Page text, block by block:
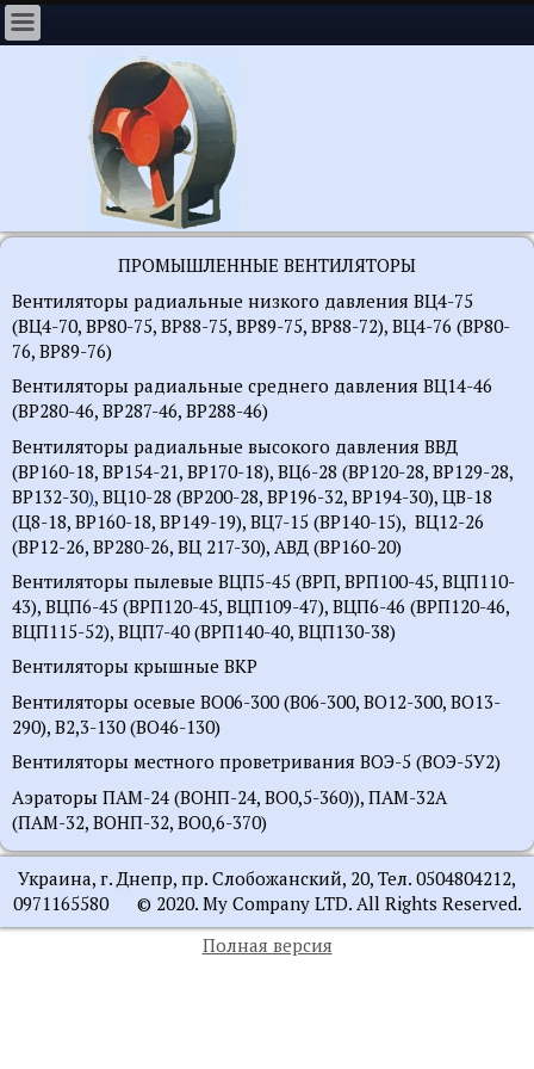
ПРОМЫШЛЕННЫЕ ВЕНТИЛЯТОРЫ
Вентиляторы радиальные низкого давления ВЦ4-75
(ВЦ4-70, ВР80-75, ВР88-75, ВР89-75, ВР88-72), ВЦ4-76 (ВР80-
76, ВР89-76)
Вентиляторы радиальные среднего давления ВЦ14-46
(ВР280-46, ВР287-46, ВР288-46)
Вентиляторы радиальные высокого давления ВВД
(ВР160-18, ВР154-21, ВР170-18), ВЦ6-28 (ВР120-28, ВР129-28,
ВР132-30), ВЦ10-28 (ВР200-28, ВР196-32, ВР194-30), ЦВ-18
(Ц8-18, ВР160-18, ВР149-19), ВЦ7-15 (ВР140-15), ВЦ12-26
(ВР12-26, ВР280-26, ВЦ 217-30), АВД (ВР160-20)
Вентиляторы пылевые ВЦП5-45 (ВРП, ВРП100-45, ВЦП110-
43), ВЦП6-45 (ВРП120-45, ВЦП109-47), ВЦП6-46 (ВРП120-46,
ВЦП115-52), ВЦП7-40 (ВРП140-40, ВЦП130-38)
Вентиляторы крышные ВКР
Вентиляторы осевые ВО06-300 (В06-300, ВО12-300, ВО13-
290), В2,3-130 (ВО46-130)
Вентиляторы местного проветривания ВОЭ-5 (ВОЭ-5У2)
Аэраторы ПАМ-24 (ВОНП-24, ВО0,5-360)), ПАМ-32А
(ПАМ-32, ВОНП-32, ВО0,6-370)
Украина, г. Днепр, пр. Слобожанский, 20, Тел. 0504804212,
0971165580 © 2020. My Company LTD. All Rights Reserved.
Полная версия